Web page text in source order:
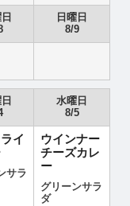
日曜日
8/9
水曜日
8/5
イ
サラ
ウインナー
チーズカレ
ー
グリーンサラ
ダ